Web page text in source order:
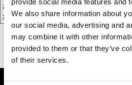
We also share information about
our social media, advertising and
may combine it with other
provided to them or that they’ve
of their services.
お買い物を続けるには下の 「お買い物を
ださい。